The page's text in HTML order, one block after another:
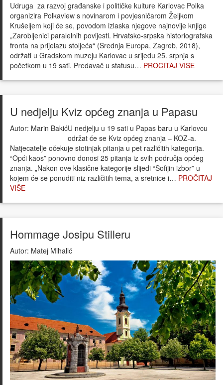
Udruga za razvoj građanske i političke kulture Karlovac Polka
organizira Polkaview s novinarom i povjesničarom Željkom
Krušeljem koji će se, povodom izlaska njegove najnovije knjige
„Zarobljenici paralelnih povijesti. Hrvatsko-srpska historiografska
fronta na prijelazu stoljeća“ (Srednja Europa, Zagreb, 2018),
održati u Gradskom muzeju Karlovac u srijedu 25. srpnja s
početkom u 19 sati. Predavač u statusu… PROČITAJ VIŠE
U nedjelju Kviz općeg znanja u Papasu
Autor: Marin BakićU nedjelju u 19 sati u Papas baru u Karlovcu
održat će se Kviz općeg znanja – KOZ-a.
Natjecatelje očekuje stotinjak pitanja u pet različitih kategorija.
“Opći kaos” ponovno donosi 25 pitanja iz svih područja općeg
znanja. „Nakon ove klasične kategorije slijedi “Sofijin izbor” u
kojem će se ponuditi niz različitih tema, a sretnice i… PROČITAJ
VIŠE
Hommage Josipu Stilleru
Autor: Matej Mihalić